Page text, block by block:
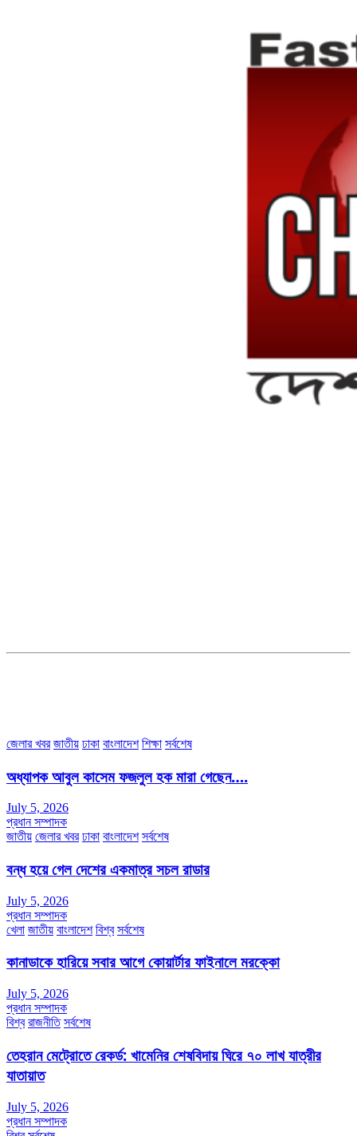
জেলার খবর জাতীয় ঢাকা বাংলাদেশ শিক্ষা সর্বশেষ
অধ্যাপক আবুল কাসেম ফজলুল হক মারা গেছেন….
July 5, 2026
প্রধান সম্পাদক
জাতীয় জেলার খবর ঢাকা বাংলাদেশ সর্বশেষ
বন্ধ হয়ে গেল দেশের একমাত্র সচল রাডার
July 5, 2026
প্রধান সম্পাদক
খেলা জাতীয় বাংলাদেশ বিশ্ব সর্বশেষ
কানাডাকে হারিয়ে সবার আগে কোয়ার্টার ফাইনালে মরক্কো
July 5, 2026
প্রধান সম্পাদক
বিশ্ব রাজনীতি সর্বশেষ
তেহরান মেট্রোতে রেকর্ড: খামেনির শেষবিদায় ঘিরে ৭০ লাখ যাত্রীর
যাতায়াত
July 5, 2026
প্রধান সম্পাদক